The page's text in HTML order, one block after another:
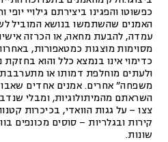
כפשוטו והפגינו ביצירתם גילויי יופי
האמנים שהשתמשו בנושא המוביל
עמדה, להבעת מחאה, או הכרזה
מסוימות מוצגות כמטאפורות,
כדימוי אינו בנמצא כלל והוא בחזקת
ולעתים מוחלפת דמותו או
משפחה” אחרים. אמנים אחדים
השראתם מהמיתולוגיות, ומבלי
צצו – על גגות הוואדי, בכיכרות
קירות ובגלריות – סוסים מכונפים
שונות.